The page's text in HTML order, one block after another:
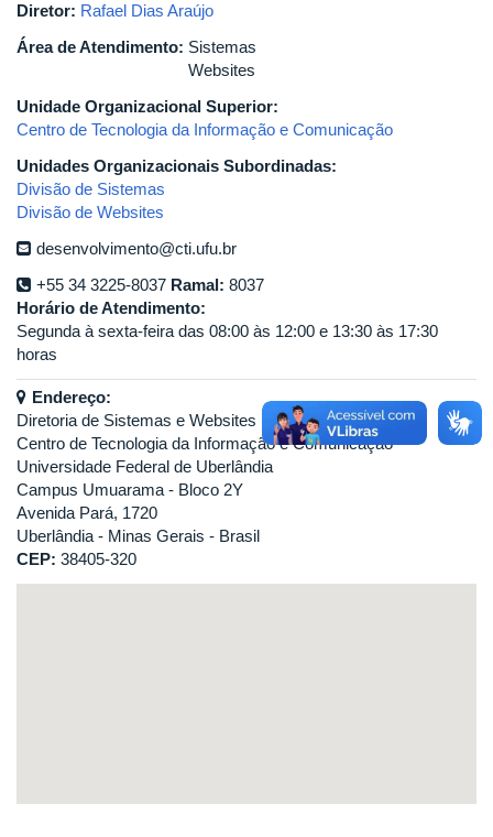
Diretor: Rafael Dias Araújo
Área de Atendimento: Sistemas
Websites
Unidade Organizacional Superior:
Centro de Tecnologia da Informação e Comunicação
Unidades Organizacionais Subordinadas:
Divisão de Sistemas
Divisão de Websites
desenvolvimento@cti.ufu.br
+55 34 3225-8037 Ramal: 8037
Horário de Atendimento:
Segunda à sexta-feira das 08:00 às 12:00 e 13:30 às 17:30
horas
Endereço:
Diretoria de Sistemas e Websites
Centro de Tecnologia da Informação e Comunicação
Universidade Federal de Uberlândia
Campus Umuarama - Bloco 2Y
Avenida Pará, 1720
Uberlândia - Minas Gerais - Brasil
CEP: 38405-320